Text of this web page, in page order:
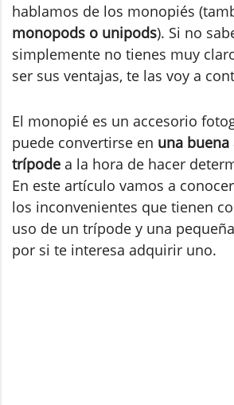
hablamos de los monopiés
monopods o unipods). Si no
simplemente no tienes muy
ser sus ventajas, te las voy a
El monopié es un accesorio
puede convertirse en una
trípode a la hora de hacer
En este artículo vamos a
los inconvenientes que tienen
uso de un trípode y una
por si te interesa adquirir uno.